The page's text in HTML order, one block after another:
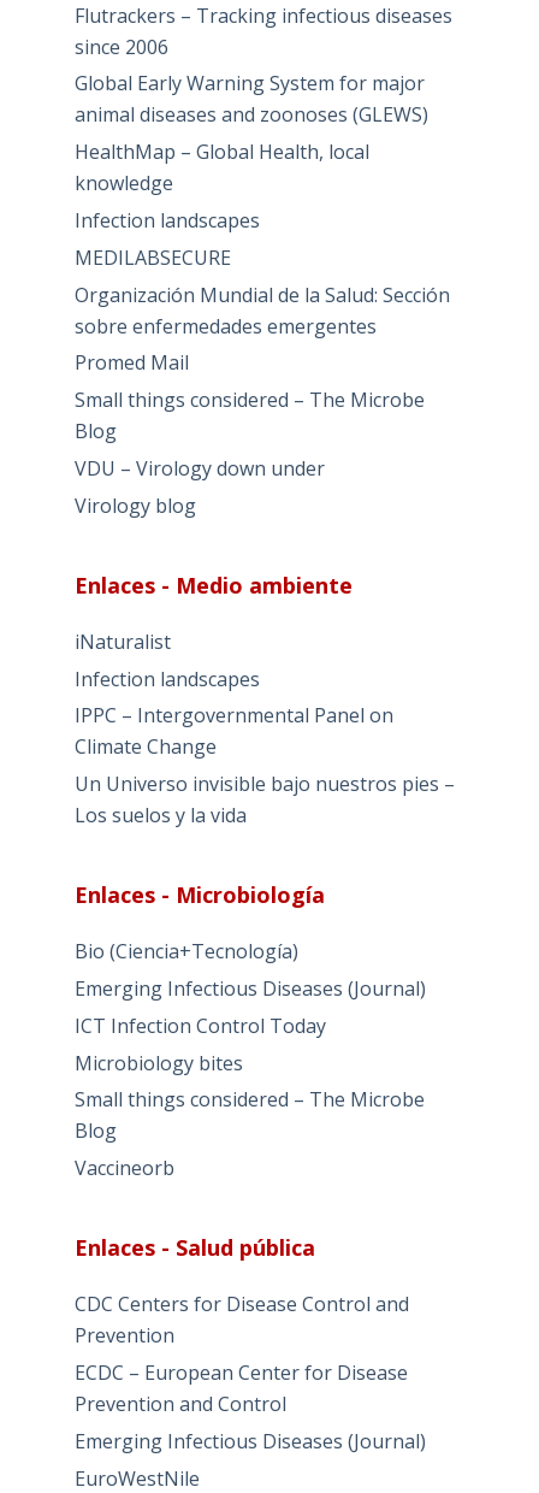
Flutrackers – Tracking infectious diseases
since 2006
Global Early Warning System for major
animal diseases and zoonoses (GLEWS)
HealthMap – Global Health, local
knowledge
Infection landscapes
MEDILABSECURE
Organización Mundial de la Salud: Sección
sobre enfermedades emergentes
Promed Mail
Small things considered – The Microbe
Blog
VDU – Virology down under
Virology blog
Enlaces - Medio ambiente
iNaturalist
Infection landscapes
IPPC – Intergovernmental Panel on
Climate Change
Un Universo invisible bajo nuestros pies –
Los suelos y la vida
Enlaces - Microbiología
Bio (Ciencia+Tecnología)
Emerging Infectious Diseases (Journal)
ICT Infection Control Today
Microbiology bites
Small things considered – The Microbe
Blog
Vaccineorb
Enlaces - Salud pública
CDC Centers for Disease Control and
Prevention
ECDC – European Center for Disease
Prevention and Control
Emerging Infectious Diseases (Journal)
EuroWestNile